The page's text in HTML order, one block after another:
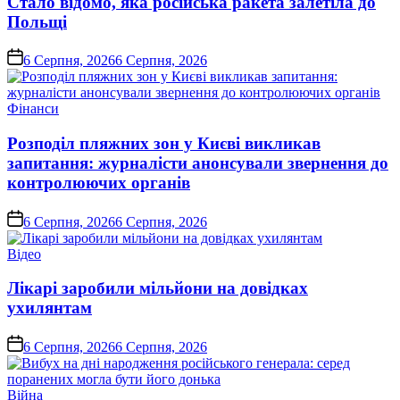
Польщі
on6 Серпня, 20266 Серпня, 2026
Опублікувати
Фінанси
Розподіл пляжних зон у Києві викликав
запитання: журналісти анонсували звернення до
контролюючих органів
on6 Серпня, 20266 Серпня, 2026
Опублікувати
Відео
Лікарі заробили мільйони на довідках
ухилянтам
on6 Серпня, 20266 Серпня, 2026
Опублікувати
Війна